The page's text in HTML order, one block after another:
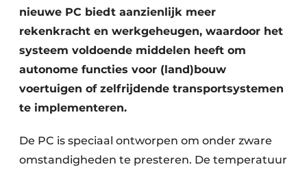
nieuwe PC biedt aanzienlijk meer
rekenkracht en werkgeheugen, waardoor het
systeem voldoende middelen heeft om
autonome functies voor (land)bouw
voertuigen of zelfrijdende transportsystemen
te implementeren.
De PC is speciaal ontworpen om onder zware
omstandigheden te presteren. De temperatuur